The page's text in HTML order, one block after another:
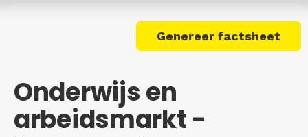
Genereer factsheet
Onderwijs en
arbeidsmarkt -